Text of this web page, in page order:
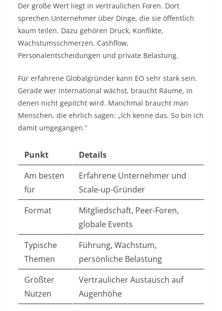
Der große Wert liegt in vertraulichen Foren. Dort
sprechen Unternehmer über Dinge, die sie öffentlich
kaum teilen. Dazu gehören Druck, Konflikte,
Wachstumsschmerzen, Cashflow,
Personalentscheidungen und private Belastung.
Für erfahrene Globalgründer kann EO sehr stark sein.
Gerade wer international wächst, braucht Räume, in
denen nicht gepitcht wird. Manchmal braucht man
Menschen, die ehrlich sagen: „Ich kenne das. So bin ich
damit umgegangen.“
Punkt
Details
Am besten
für
Erfahrene Unternehmer und
Scale-up-Gründer
Format
Mitgliedschaft, Peer-Foren,
globale Events
Typische
Themen
Führung, Wachstum,
persönliche Belastung
Größter
Nutzen
Vertraulicher Austausch auf
Augenhöhe